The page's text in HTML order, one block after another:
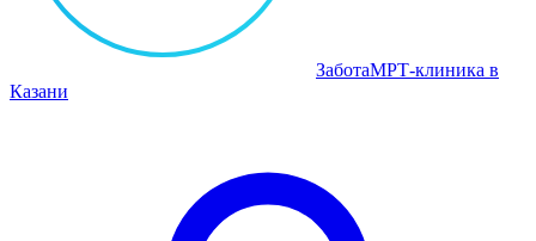
ЗаботаМРТ‑клиника в
Казани